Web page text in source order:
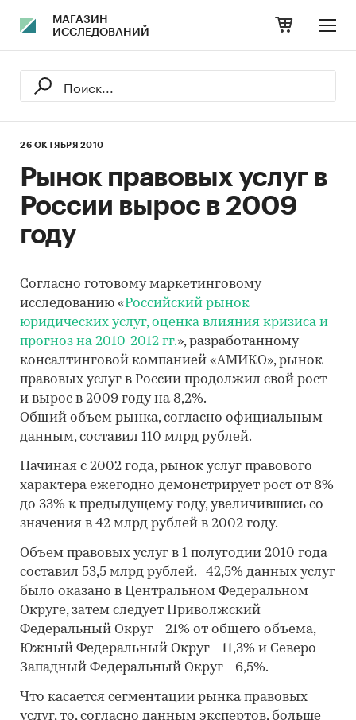
МАГАЗИН
ИССЛЕДОВАНИЙ
26 ОКТЯБРЯ 2010
Рынок правовых услуг в
России вырос в 2009
году
Согласно готовому маркетинговому
исследованию «Российский рынок
юридических услуг, оценка влияния кризиса и
прогноз на 2010-2012 гг.», разработанному
консалтинговой компанией «АМИКО», рынок
правовых услуг в России продолжил свой рост
и вырос в 2009 году на 8,2%.
Общий объем рынка, согласно официальным
данным, составил 110 млрд рублей.
Начиная с 2002 года, рынок услуг правового
характера ежегодно демонстрирует рост от 8%
до 33% к предыдущему году, увеличившись со
значения в 42 млрд рублей в 2002 году.
Объем правовых услуг в 1 полугодии 2010 года
составил 53,5 млрд рублей. 42,5% данных услуг
было оказано в Центральном Федеральном
Округе, затем следует Приволжский
Федеральный Округ - 21% от общего объема,
Южный Федеральный Округ - 11,3% и Северо-
Западный Федеральный Округ - 6,5%.
Что касается сегментации рынка правовых
услуг, то, согласно данным экспертов, больше